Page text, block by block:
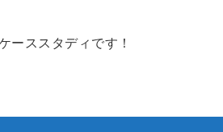
ーススタディです！